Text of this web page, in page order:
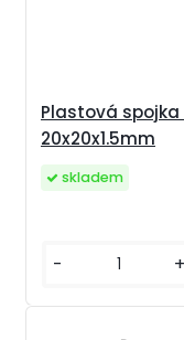
Plastová
20x20x1.5mm
skladem
- +